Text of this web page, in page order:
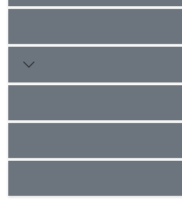
تبدیل کرد و به تحولات و
علوم و نهادهای آموزشی جدید دامن